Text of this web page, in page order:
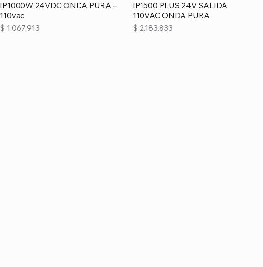
IP1000W 24VDC ONDA PURA –
110vac
Precio
$ 1.067.913
IP1500 PLUS 24V SALIDA
110VAC ONDA PURA
Precio
$ 2.183.833